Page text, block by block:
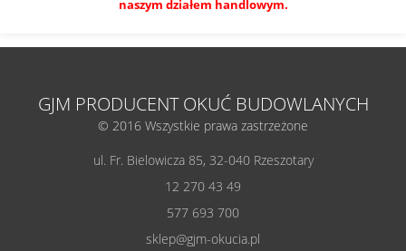
naszym działem handlowym.
GJM PRODUCENT OKUĆ BUDOWLANYCH
© 2016 Wszystkie prawa zastrzeżone
ul. Fr. Bielowicza 85, 32-040 Rzeszotary
12 270 43 49
577 693 700
sklep@gjm-okucia.pl